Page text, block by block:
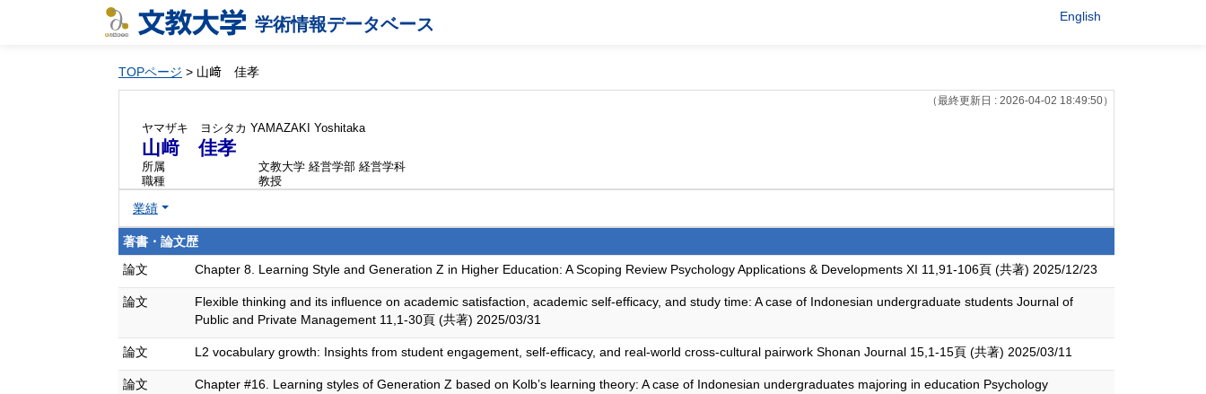
学術情報データベース English
TOPページ > 山﨑 佳孝
（最終更新日 : 2026-04-02 18:49:50）
ヤマザキ ヨシタカ YAMAZAKI Yoshitaka
山﨑 佳孝
所属
文教大学 経営学部 経営学科
職種
教授
業績
著書・論文歴
論文
Chapter 8. Learning Style and Generation Z in Higher Education: A Scoping Review Psychology Applications & Developments XI 11,91-106頁 (共著) 2025/12/23
論文
Flexible thinking and its influence on academic satisfaction, academic self-efficacy, and study time: A case of Indonesian undergraduate students Journal of
Public and Private Management 11,1-30頁 (共著) 2025/03/31
論文 L2 vocabulary growth: Insights from student engagement, self-efficacy, and real-world cross-cultural pairwork Shonan Journal 15,1-15頁 (共著) 2025/03/11
論文
Chapter #16. Learning styles of Generation Z based on Kolb’s learning theory: A case of Indonesian undergraduates majoring in education Psychology